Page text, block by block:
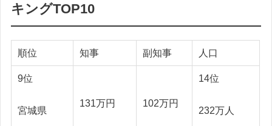
キングTOP10
順位 知事 副知事 人口
9位
宮城県
131万円 102万円
14位
232万人